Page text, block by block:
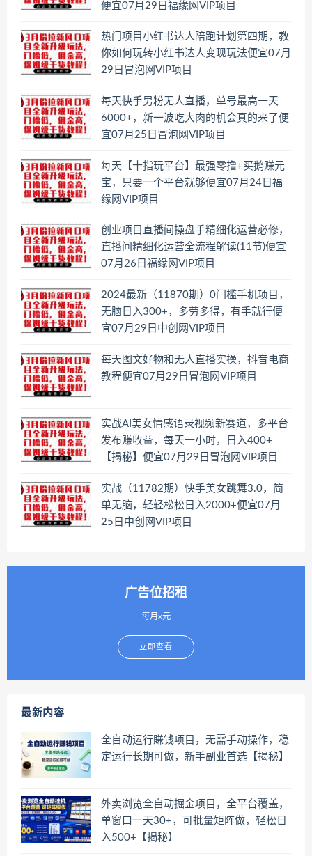
便宜07月29日福缘网VIP项目
热门项目小红书达人陪跑计划第四期，教
你如何玩转小红书达人变现玩法便宜07月
29日冒泡网VIP项目
每天快手男粉无人直播，单号最高一天
6000+，新一波吃大肉的机会真的来了便
宜07月25日冒泡网VIP项目
每天【十指玩平台】最强零撸+买鹅赚元
宝，只要一个平台就够便宜07月24日福
缘网VIP项目
创业项目直播间操盘手精细化运营必修，
直播间精细化运营全流程解读(11节)便宜
07月26日福缘网VIP项目
2024最新（11870期）0门槛手机项目，
无脑日入300+，多劳多得，有手就行便
宜07月29日中创网VIP项目
每天图文好物和无人直播实操，抖音电商
教程便宜07月29日冒泡网VIP项目
实战AI美女情感语录视频新赛道，多平台
发布赚收益，每天一小时，日入400+
【揭秘】便宜07月29日冒泡网VIP项目
实战（11782期）快手美女跳舞3.0，简
单无脑，轻轻松松日入2000+便宜07月
25日中创网VIP项目
广告位招租
每月x元
立即查看
最新内容
全自动运行賺钱项目，无需手动操作，稳
定运行长期可做，新手副业首选【揭秘】
外卖浏览全自动掘金项目，全平台覆盖，
单窗口一天30+，可批量矩阵做，轻松日
入500+【揭秘】